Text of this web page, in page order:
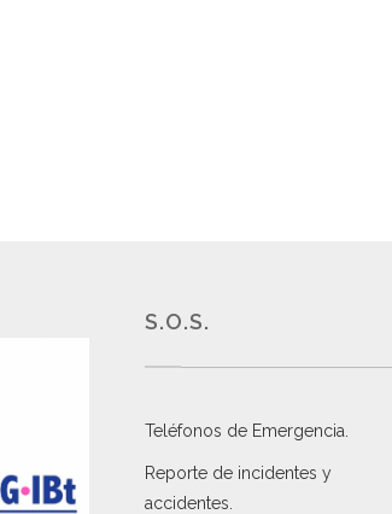
S.O.S.
Teléfonos de Emergencia.
Reporte de incidentes y
accidentes